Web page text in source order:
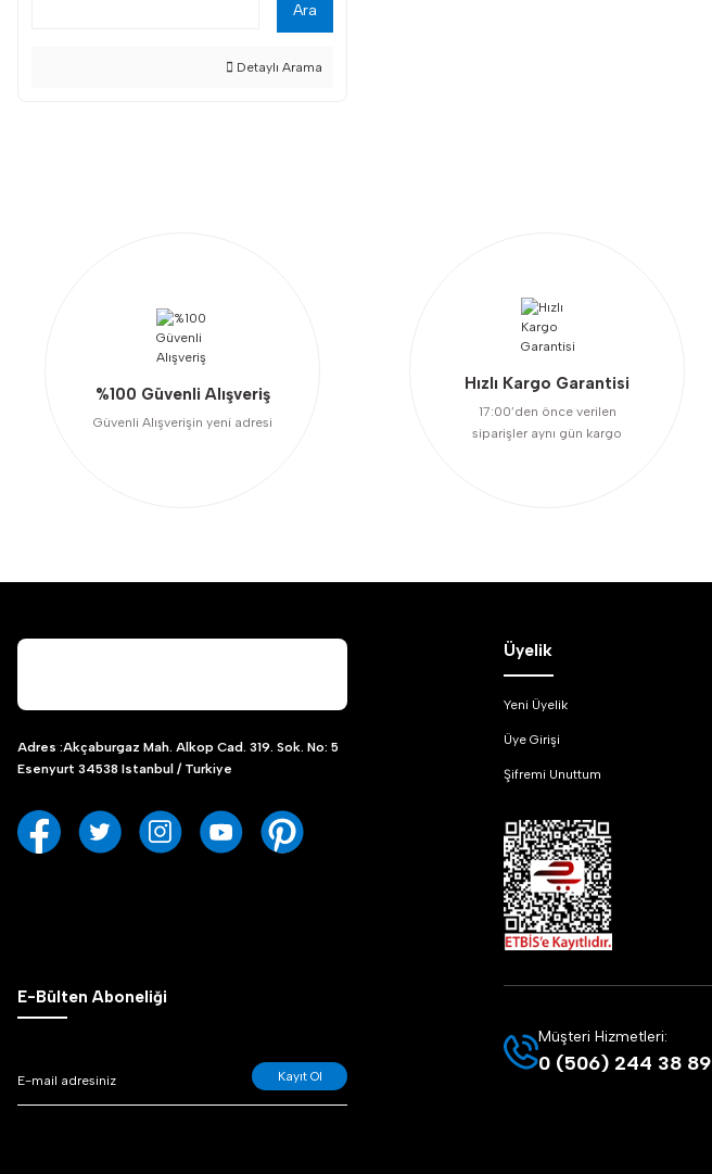
Ara
Detaylı Arama
%100 Güvenli Alışveriş
Güvenli Alışverişin yeni adresi
Hızlı Kargo Garantisi
17:00’den önce verilen
siparişler aynı gün kargo
Adres :Akçaburgaz Mah. Alkop Cad. 319. Sok. No: 5
Esenyurt 34538 Istanbul / Turkiye
Üyelik
Yeni Üyelik
Üye Girişi
Şifremi Unuttum
E-Bülten Aboneliği
Kayıt Ol
Müşteri Hizmetleri:
0 (506) 244 38 89